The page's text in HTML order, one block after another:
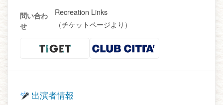
問い合わ
せ
Recreation Links
（チケットページより）
出演者情報